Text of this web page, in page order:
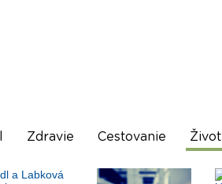
Zdravie Cestovanie Život